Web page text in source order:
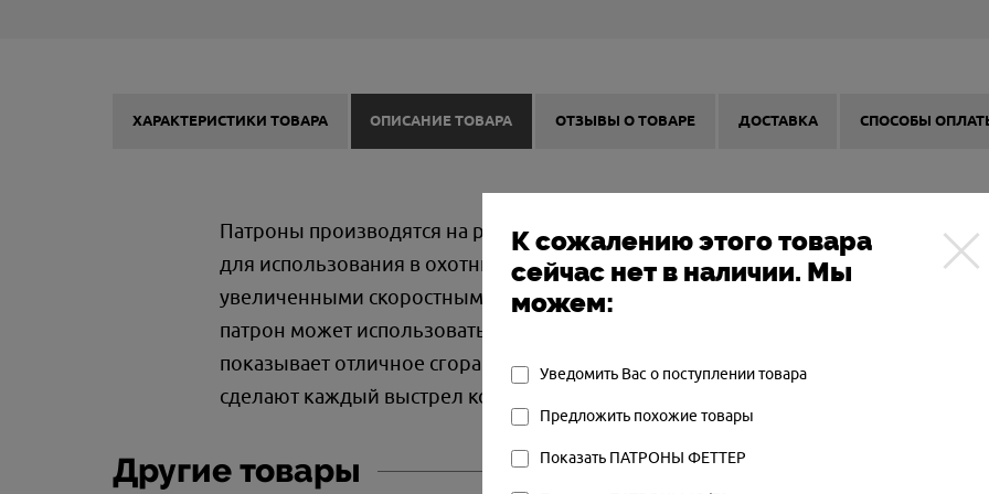
ХАРАКТЕРИСТИКИ ТОВАРА ОПИСАНИЕ ТОВАРА ОТЗЫВЫ О ТОВАРЕ ДОСТАВКА СПОСОБЫ
Патроны производятся на российском патронном заводе «Феттер» и
для использования в охотничьих и спортивных ружьях. Патрон с навеской 32 гр. с
увеличенными скоростными характеристиками. В зависимости от номера дроби,
патрон может использоваться практически на любой охоте. Порох "Нобель
показывает отличное сгорание при любой погоде. Кучность дроби и мягкая
сделают каждый выстрел комфортным и результативным.
К сожалению этого товара
сейчас нет в наличии. Мы
можем:
Уведомить Вас о поступлении товара
Предложить похожие товары
Показать ПАТРОНЫ ФЕТТЕР
Другие товары